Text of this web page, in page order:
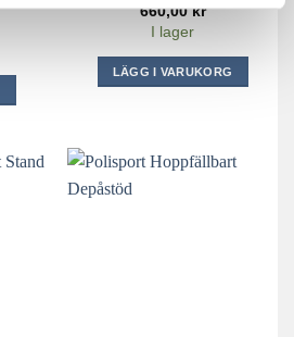
660,00kr
I lager
LÄGG I VARUKORG